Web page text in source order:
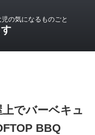
の気になるものごと
上でバーベキュ
BBQ